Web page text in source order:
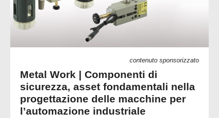
contenuto sponsorizzato
Metal Work | Componenti di
sicurezza, asset fondamentali nella
progettazione delle macchine per
l’automazione industriale